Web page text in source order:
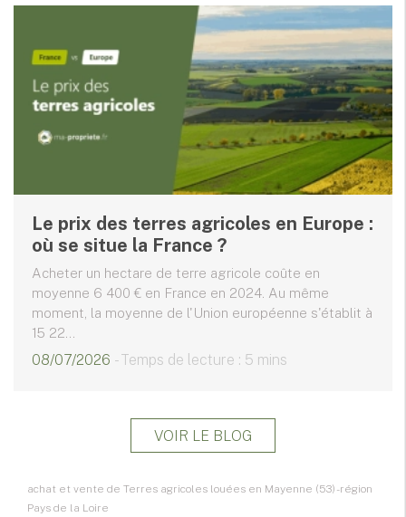
Le prix des terres agricoles en Europe :
où se situe la France ?
Acheter un hectare de terre agricole coûte en
moyenne 6 400 € en France en 2024. Au même
moment, la moyenne de l'Union européenne s'établit à
15 22...
08/07/2026 - Temps de lecture : 5 mins
VOIR LE BLOG
achat et vente de Terres agricoles louées en Mayenne (53) - région
Pays de la Loire